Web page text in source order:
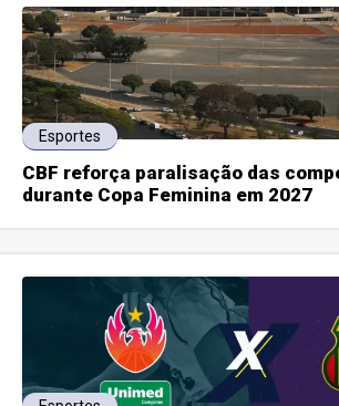
Esportes
CBF reforça paralisação das
durante Copa Feminina em 2027